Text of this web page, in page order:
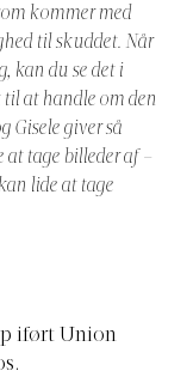
kommer med
til skuddet. Når
kan du se det i
at handle om den
Gisele giver så
at tage billeder af –
lide at tage
iført Union